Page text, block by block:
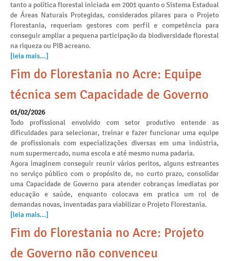
tanto a política florestal iniciada em 2001 quanto o Sistema Estadual
de Áreas Naturais Protegidas, considerados pilares para o Projeto
Florestania, requeriam gestores com perfil e competência para
conseguir ampliar a pequena participação da biodiversidade florestal
na riqueza ou PIB acreano.
[leia mais...]
Fim do Florestania no Acre: Equipe
técnica sem Capacidade de Governo
01/02/2026
Todo profissional envolvido com setor produtivo entende as
dificuldades para selecionar, treinar e fazer funcionar uma equipe
de profissionais com especializações diversas em uma indústria,
num supermercado, numa escola e até mesmo numa padaria.
Agora imaginem conseguir reunir vários peritos, alguns estreantes
no serviço público com o propósito de, no curto prazo, consolidar
uma Capacidade de Governo para atender cobranças imediatas por
educação e saúde, enquanto colocava em pratica um rol de
demandas novas, inventadas para viabilizar o Projeto Florestania.
[leia mais...]
Fim do Florestania no Acre: Projeto
de Governo não convenceu